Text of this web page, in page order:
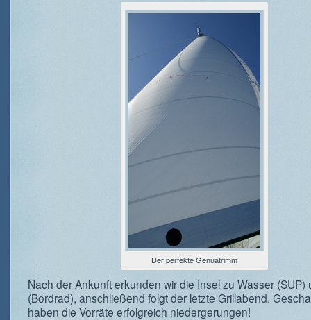
Der perfekte Genuatrimm
Nach der Ankunft erkunden wir die Insel zu Wasser (SUP)
(Bordrad), anschließend folgt der letzte Grillabend.
haben die Vorräte erfolgreich niedergerungen!